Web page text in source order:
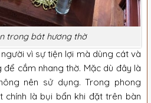
trong bát hương thờ
vì sự tiện lợi mà dùng cát và
cắm nhang thờ. Mặc dù đây là
nên sử dụng. Trong phong
là bụi bẩn khi đặt trên bàn